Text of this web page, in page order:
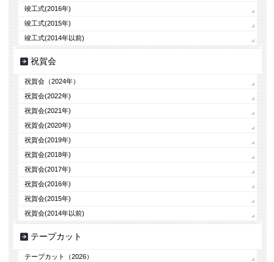
竣工式(2016年)
竣工式(2015年)
竣工式(2014年以前)
祝賀会
祝賀会（2024年）
祝賀会(2022年)
祝賀会(2021年)
祝賀会(2020年)
祝賀会(2019年)
祝賀会(2018年)
祝賀会(2017年)
祝賀会(2016年)
祝賀会(2015年)
祝賀会(2014年以前)
テープカット
テープカット（2026）